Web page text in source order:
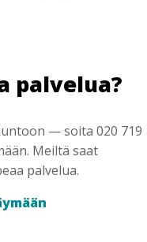
palvelua?
— soita 020 719
Meiltä saat
palvelua.